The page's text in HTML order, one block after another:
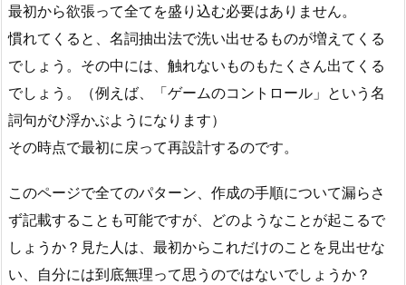
最初から欲張って全てを盛り込む必要はありません。
慣れてくると、名詞抽出法で洗い出せるものが増えてくる
でしょう。その中には、触れないものもたくさん出てくる
でしょう。（例えば、「ゲームのコントロール」という名
詞句がひ浮かぶようになります）
その時点で最初に戻って再設計するのです。
このページで全てのパターン、作成の手順について漏らさ
ず記載することも可能ですが、どのようなことが起こるで
しょうか？見た人は、最初からこれだけのことを見出せな
い、自分には到底無理って思うのではないでしょうか？